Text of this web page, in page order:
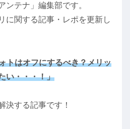
ンテナ」編集部です。
に関する記事・レポを更新し
トはオフにするべき？メリッ
い・・・！」
決する記事です！